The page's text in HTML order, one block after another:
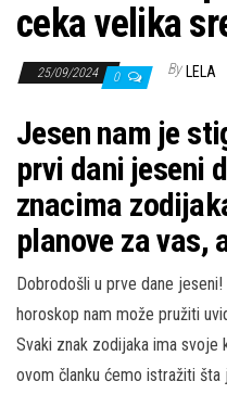
ceka velika
25/09/2024 0 By LELA
Jesen nam je
prvi dani jeseni
znacima
planove za vas,
Dobrodošli u prve dane
horoskop nam može pružiti
Svaki znak zodijaka ima
ovom članku ćemo istražiti šta